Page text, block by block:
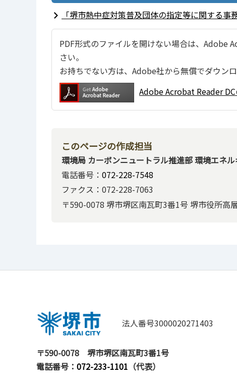
「堺市熱中症対策普及団体の指定等に関する事
PDF形式のファイルを開けない場合は、Adobe
さい。
お持ちでない方は、Adobe社から無償でダウンロ
Adobe Acrobat Reader
このページの作成担当
環境局 カーボンニュートラル推進部 環境エネ
電話番号： 072-228-7548
ファクス：072-228-7063
〒590-0078 堺市堺区南⽡町3番1号 堺市役所⾼
法人番号3000020271403
〒590-0078
堺市堺区南瓦町3番1号
電話番号： 072-233-1101 （代表）